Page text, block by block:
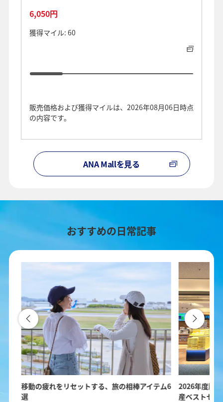
6,050円
獲得マイル: 60
販売価格および獲得マイルは、2026年08月06日時点
の内容です。
ANA Mallを見る
おすすめの日常記事
移動の疲れをリセットする、旅の相棒アイテム6
選
2026年度版
産ベストセレ